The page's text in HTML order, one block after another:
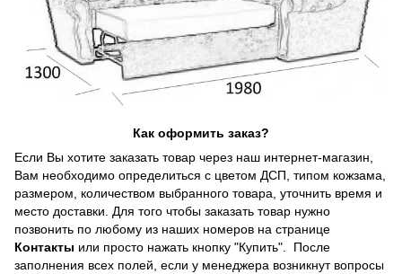
Как оформить заказ?
Если Вы хотите заказать товар через наш интернет-магазин,
Вам необходимо определиться с цветом ДСП, типом кожзама,
размером, количеством выбранного товара, уточнить время и
место доставки. Для того чтобы заказать товар нужно
позвонить по любому из наших номеров на странице
Контакты или просто нажать кнопку "Купить". После
заполнения всех полей, если у менеджера возникнут вопросы